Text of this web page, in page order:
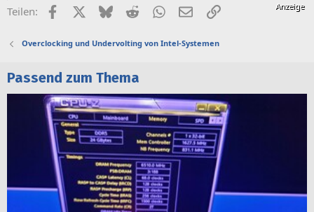
Teilen: FacebookX (Twitter)
BlueskyRedditWhatsApp
E-MailLink
Overclocking und Undervolting von Intel-Systemen
Passend zum Thema